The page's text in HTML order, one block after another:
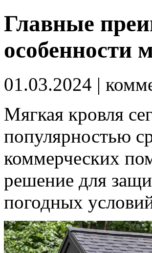
Главные
особенности
01.03.2024 |
Мягкая кровля
популярностью
коммерческих
решение для
погодных